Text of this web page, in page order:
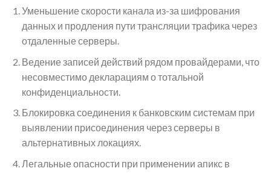
Уменьшение скорости канала из-за шифрования
данных и продления пути трансляции трафика через
отдаленные серверы.
Ведение записей действий рядом провайдерами, что
несовместимо декларациям о тотальной
конфиденциальности.
Блокировка соединения к банковским системам при
выявлении присоединения через серверы в
альтернативных локациях.
Легальные опасности при применении апикс в